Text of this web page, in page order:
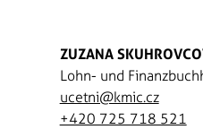
ZUZANA
Lohn- und
ucetni@kmic.cz
+420 725 718 521